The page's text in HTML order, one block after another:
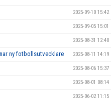
2025-09-10 15:42
2025-09-05 15:01
2025-08-31 12:40
ny fotbollsutvecklare 2025-08-11 14:19
2025-08-06 15:37
2025-08-01 08:14
2025-06-02 11:15